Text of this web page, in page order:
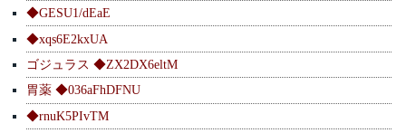
◆GESU1/dEaE
◆xqs6E2kxUA
ゴジュラス ◆ZX2DX6eltM
胃薬 ◆036aFhDFNU
◆rnuK5PIvTM